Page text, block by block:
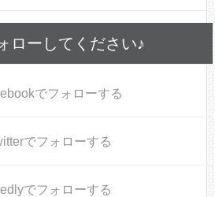
ローしてください♪
でフォローする
でフォローする
でフォローする